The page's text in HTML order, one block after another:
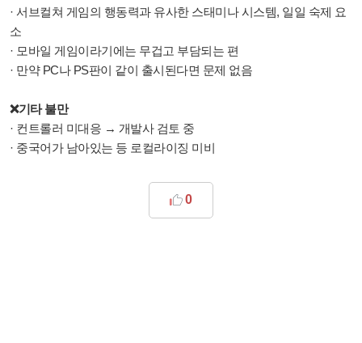
· 서브컬쳐 게임의 행동력과 유사한 스태미나 시스템, 일일 숙제 요
소
· 모바일 게임이라기에는 무겁고 부담되는 편
· 만약 PC나 PS판이 같이 출시된다면 문제 없음
❌기타 불만
· 컨트롤러 미대응 → 개발사 검토 중
· 중국어가 남아있는 등 로컬라이징 미비
0